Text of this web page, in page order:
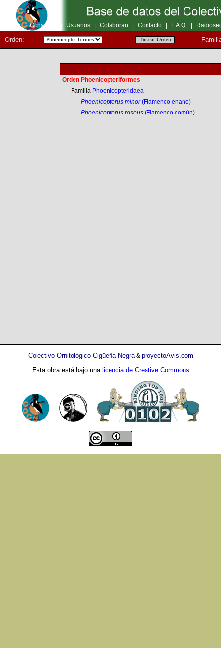
Inicio | Consultas Usuarios Colaboran Contacto F.A.Q.
Orden:
Orden Phoenicopteriformes
Familia Phoenicopteridaea
Phoenicopterus minor(Flamenco enano)
Phoenicopterus roseus (Flamenco común)
Colectivo Ornitológico Cigüeña Negra& proyectoAvis.com
Esta obra está bajo una licencia de Creative Commons